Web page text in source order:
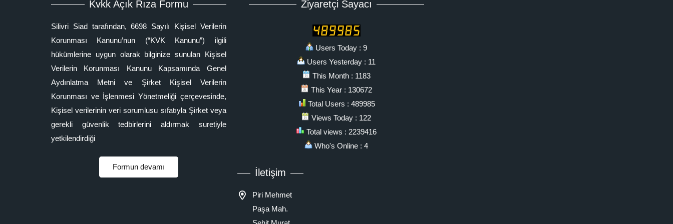
Kvkk Açık Rıza Formu
Silivri Siad tarafından, 6698 Sayılı Kişisel Verilerin
Korunması Kanunu’nun (“KVK Kanunu”) ilgili
hükümlerine uygun olarak bilginize sunulan Kişisel
Verilerin Korunması Kanunu Kapsamında Genel
Aydınlatma Metni ve Şirket Kişisel Verilerin
Korunması ve İşlenmesi Yönetmeliği çerçevesinde,
Kişisel verilerinin veri sorumlusu sıfatıyla Şirket veya
gerekli güvenlik tedbirlerini aldırmak suretiyle
yetkilendirdiği
Formun devamı
Ziyaretçi Sayacı
Users Today : 9
Users Yesterday : 11
This Month : 1183
This Year : 130672
Total Users : 489985
Views Today : 122
Total views : 2239416
Who's Online : 4
İletişim
Piri Mehmet
Paşa Mah.